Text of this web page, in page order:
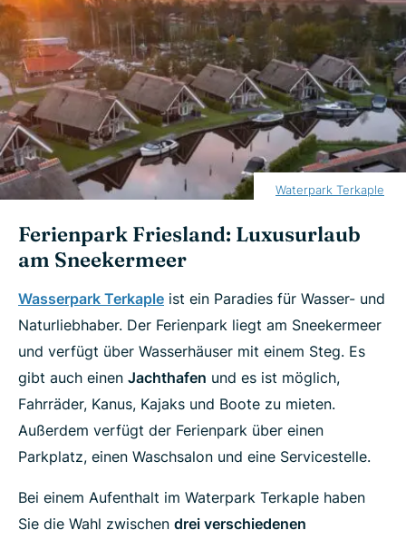
Waterpark Terkaple
Ferienpark Friesland: Luxusurlaub
am Sneekermeer
Wasserpark Terkaple ist ein Paradies für Wasser- und
Naturliebhaber. Der Ferienpark liegt am Sneekermeer
und verfügt über Wasserhäuser mit einem Steg. Es
gibt auch einen Jachthafen und es ist möglich,
Fahrräder, Kanus, Kajaks und Boote zu mieten.
Außerdem verfügt der Ferienpark über einen
Parkplatz, einen Waschsalon und eine Servicestelle.
Bei einem Aufenthalt im Waterpark Terkaple haben
Sie die Wahl zwischen drei verschiedenen